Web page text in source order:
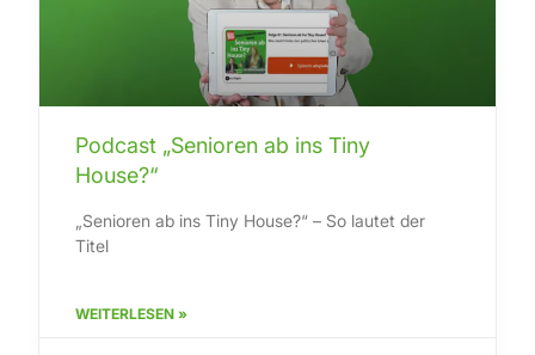
Podcast „Senioren ab ins Tiny
House?“
„Senioren ab ins Tiny House?“ – So lautet der
Titel
WEITERLESEN »